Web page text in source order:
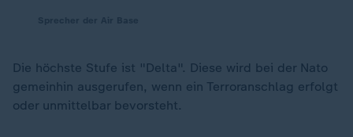
Die höchste Stufe ist "Delta". Diese wird bei der Nato
gemeinhin ausgerufen, wenn ein Terroranschlag erfolgt
oder unmittelbar bevorsteht.